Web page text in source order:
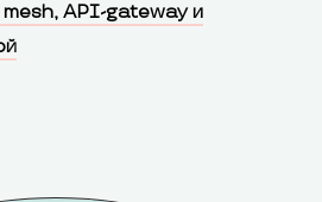
mesh, API-gateway и